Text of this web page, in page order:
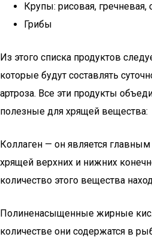
Крупы: рисовая, гречневая,
Грибы
Из этого списка продуктов
которые будут составлять
артроза. Все эти продукты
полезные для хрящей вещества:
Коллаген — он является
хрящей верхних и нижних
количество этого вещества
Полиненасыщенные жирные
количестве они содержатся в